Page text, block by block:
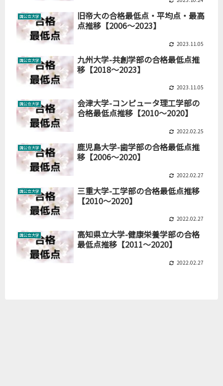
国公立大学
旧帝大の合格最低点・平均点・最高
点推移【2006～2023】
2023.11.05
国公立大学
九州大学-共創学部の合格最低点推
移【2018～2023】
2023.11.05
国公立大学
会津大学-コンピュータ理工学部の
合格最低点推移【2010～2020】
2022.02.25
国公立大学
鹿児島大学-歯学部の合格最低点推
移【2006～2020】
2022.02.27
国公立大学
三重大学-工学部の合格最低点推移
【2010～2020】
2022.02.27
国公立大学
高知県立大学-健康栄養学部の合格
最低点推移【2011～2020】
2022.02.27